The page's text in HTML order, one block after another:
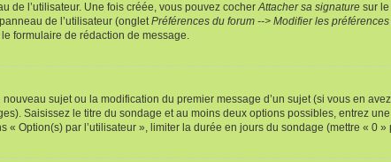
de l’utilisateur. Une fois créée, vous pouvez cocherAttacher sa signature sur
de l’utilisateur (ongletPréférences du forum --> Modifier les
formulaire de rédaction de message.
sujet ou la modification du premier message d’un sujet (si vous en
Saisissez le titre du sondage et au moins deux options possibles, entrez
« Option(s) par l’utilisateur », limiter la durée en jours du sondage (mettre «